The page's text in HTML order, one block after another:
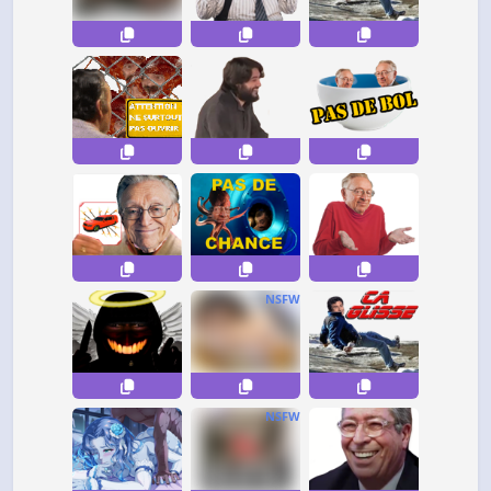
NSFW
NSFW